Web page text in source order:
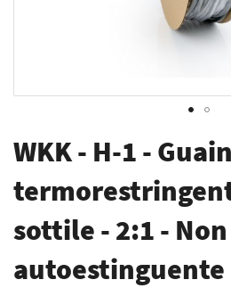
all'inizio
della
galleria
di
immagini
WKK - H-1 -
sottile - 2:1 - Non
autoestinguente